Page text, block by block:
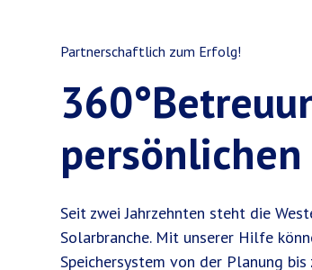
Partnerschaftlich zum Erfolg!
Seit zwei Jahrzehnten steht die
Solarbranche. Mit unserer Hilfe
Speichersystem von der Planung